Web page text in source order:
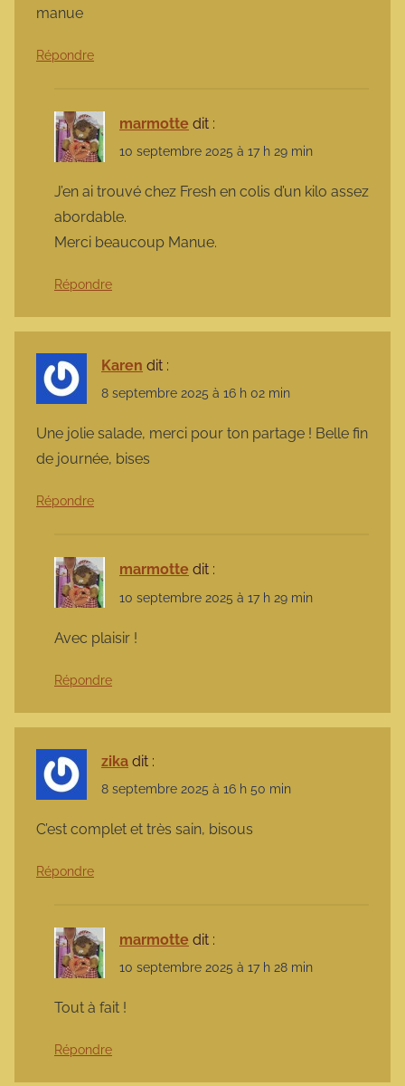
manue
Répondre
marmotte dit :
10 septembre 2025 à 17 h 29 min
J’en ai trouvé chez Fresh en colis d’un kilo assez
abordable.
Merci beaucoup Manue.
Répondre
Karen dit :
8 septembre 2025 à 16 h 02 min
Une jolie salade, merci pour ton partage ! Belle fin
de journée, bises
Répondre
marmotte dit :
10 septembre 2025 à 17 h 29 min
Avec plaisir !
Répondre
zika dit :
8 septembre 2025 à 16 h 50 min
C’est complet et très sain, bisous
Répondre
marmotte dit :
10 septembre 2025 à 17 h 28 min
Tout à fait !
Répondre